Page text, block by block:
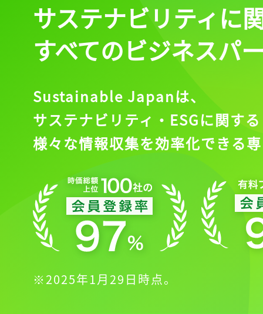
サステナビリティに
すべてのビジネスパ
Sustainable Japanは、
サステナビリティ・ESGに関する
様々な情報収集を効率化できる
※2025年1月29日時点。